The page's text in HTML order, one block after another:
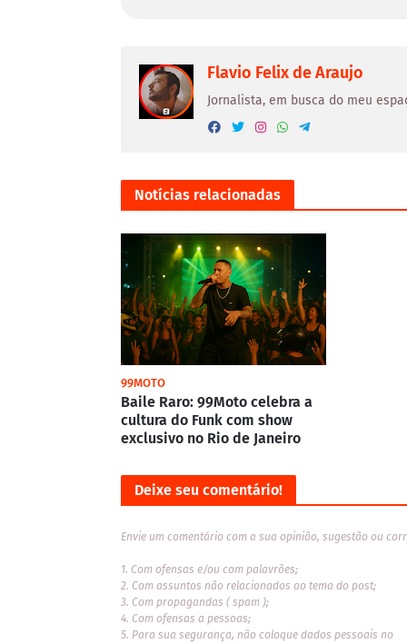
Flavio Felix de Araujo
Jornalista, em busca do meu
Notícias relacionadas
99MOTO
Baile Raro: 99Moto celebra a
cultura do Funk com show
exclusivo no Rio de Janeiro
Deixe seu comentário!
Envie um comentário com a sua opinião, sugestão ou
1. Com ofensas e/ou com palavrões;
2. Com assuntos não relacionados ao tema do post;
3. Com propagandas ( spam );
4. Com ofensas a pessoas;
5. Para sua segurança, não coloque dados pessoais no